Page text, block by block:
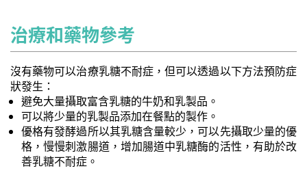
治療和藥物參考
沒有藥物可以治療乳糖不耐症，但可以透過以下方法預防症
狀發生：
避免大量攝取富含乳糖的牛奶和乳製品。
可以將少量的乳製品添加在餐點的製作。
優格有發酵過所以其乳糖含量較少，可以先攝取少量的優
格，慢慢刺激腸道，增加腸道中乳糖酶的活性，有助於改
善乳糖不耐症。